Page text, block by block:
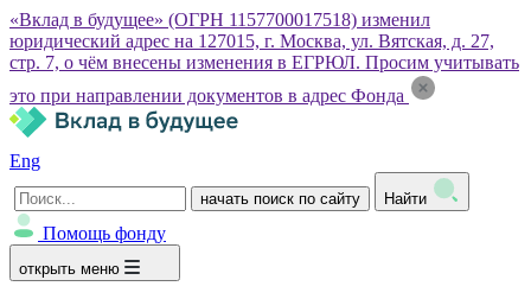
«Вклад в будущее» (ОГРН 1157700017518) изменил
юридический адрес на 127015, г. Москва, ул. Вятская, д. 27,
стр. 7, о чём внесены изменения в ЕГРЮЛ. Просим учитывать
это при направлении документов в адрес Фонда
Eng
начать поиск по сайту Найти
Помощь фонду
открыть меню